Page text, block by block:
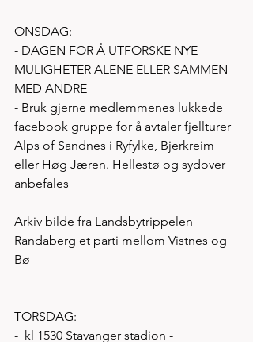
ONSDAG:
- DAGEN FOR Å UTFORSKE NYE
MULIGHETER ALENE ELLER SAMMEN
MED ANDRE
- Bruk gjerne medlemmenes lukkede
facebook gruppe for å avtaler fjellturer
Alps of Sandnes i Ryfylke, Bjerkreim
eller Høg Jæren. Hellestø og sydover
anbefales
Arkiv bilde fra Landsbytrippelen
Randaberg et parti mellom Vistnes og
Bø
TORSDAG:
-  kl 1530 Stavanger stadion -